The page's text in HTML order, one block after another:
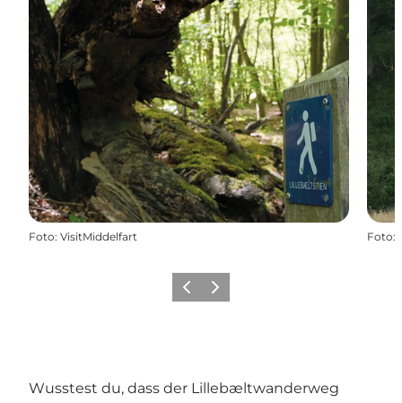
Foto: VisitMiddelfart Foto:
ZurückWeiter
Wusstest du, dass der Lillebæltwanderweg